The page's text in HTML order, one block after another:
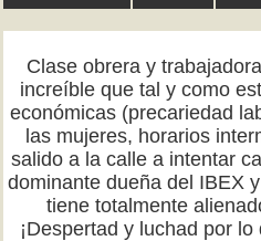
Clase obrera y
increíble que tal y como
económicas (precariedad
las mujeres, horarios
salido a la calle a intentar
dominante dueña del IBEX
tiene totalmente
¡Despertad y luchad por